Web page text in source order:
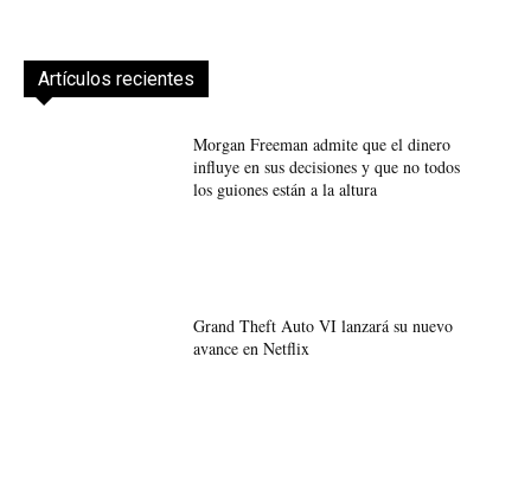
Artículos recientes
Morgan Freeman admite que el dinero
influye en sus decisiones y que no todos
los guiones están a la altura
Grand Theft Auto VI lanzará su nuevo
avance en Netflix